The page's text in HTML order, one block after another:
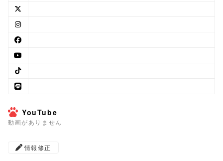
YouTube
動画がありません
情報修正